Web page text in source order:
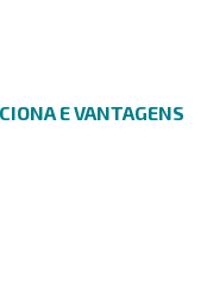
E VANTAGENS